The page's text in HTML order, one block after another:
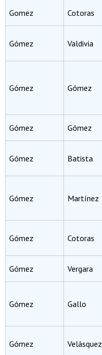
Gomez Cotoras
Gómez Valdivia
Gómez Gómez
Gómez Gómez
Gómez Batista
Gómez Martínez
Gómez Cotoras
Gómez Vergara
Gómez Gallo
Gómez Velásquez